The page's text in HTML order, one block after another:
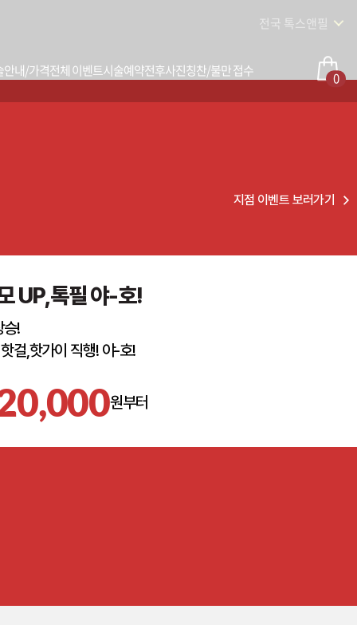
전국 톡스앤필
안내/가격전체 이벤트시술예약전후사진칭찬/불만 접수 0
지점 이벤트 보러가기
UP,톡필 야-호!
승!
걸,핫가이 직행! 야-호!
원부터